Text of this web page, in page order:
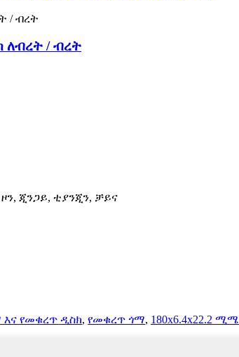
ለብረት / ብረት
ጂንጋይ, ቲያንጂን, ቻይና
የመቁረጥ ዲስክ, የመቁረጥ ጎማ, 180x6.4x22.2 ሚሜ